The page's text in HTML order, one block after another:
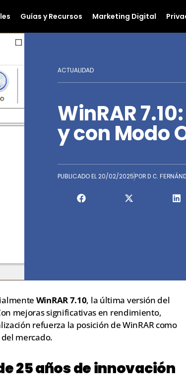
Guías y Recursos Marketing Digital
ACTUALIDAD
WinRAR
y con Modo
PUBLICADO EL20/02/2025 POR D C.
WinRAR 7.10, la última versión del
mejoras significativas en rendimiento,
refuerza la posición de WinRAR como
mercado.
25 años de innovación